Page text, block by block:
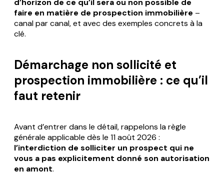
d’horizon de ce qu’il sera ou non possible de
faire en matière de prospection immobilière –
canal par canal, et avec des exemples concrets à la
clé.
Démarchage non sollicité et
prospection immobilière : ce qu’il
faut retenir
Avant d’entrer dans le détail, rappelons la règle
générale applicable dès le 11 août 2026 :
l’interdiction de solliciter un prospect qui ne
vous a pas explicitement donné son autorisation
en amont.